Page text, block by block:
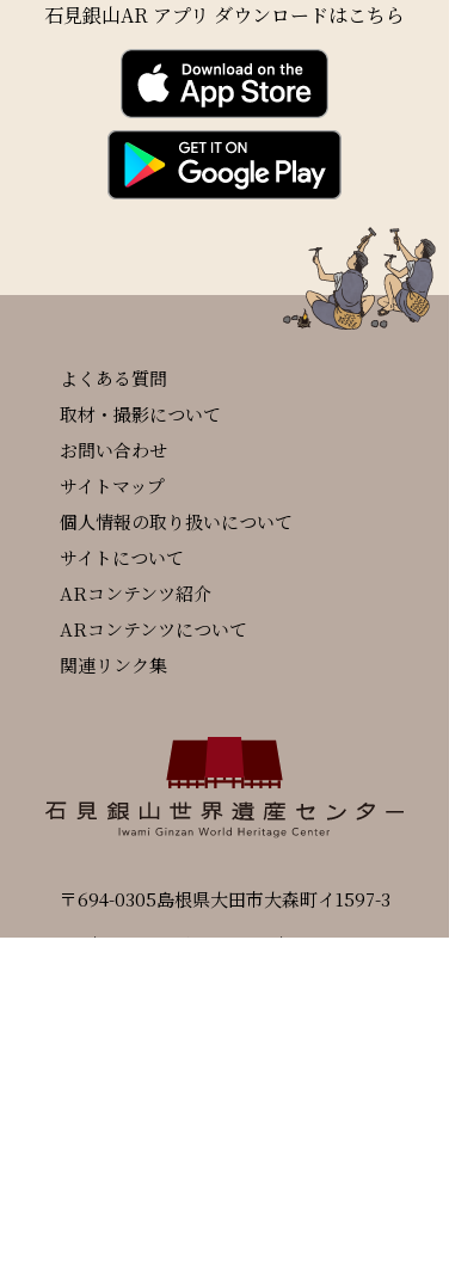
石見銀山AR アプリ ダウンロードはこちら
よくある質問
取材・撮影について
お問い合わせ
サイトマップ
個人情報の取り扱いについて
サイトについて
ARコンテンツ紹介
ARコンテンツについて
関連リンク集
〒694-0305島根県大田市大森町イ1597-3
TEL / 0854-89-0183 FAX / 0854-89-0089